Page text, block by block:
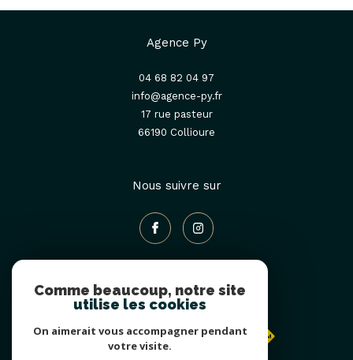
Agence Py
04 68 82 04 97
info@agence-py.fr
17 rue pasteur
66190
collioure
Nous suivre sur
Adhérents
Comme beaucoup, notre site
utilise les cookies
On aimerait vous accompagner pendant
votre visite.